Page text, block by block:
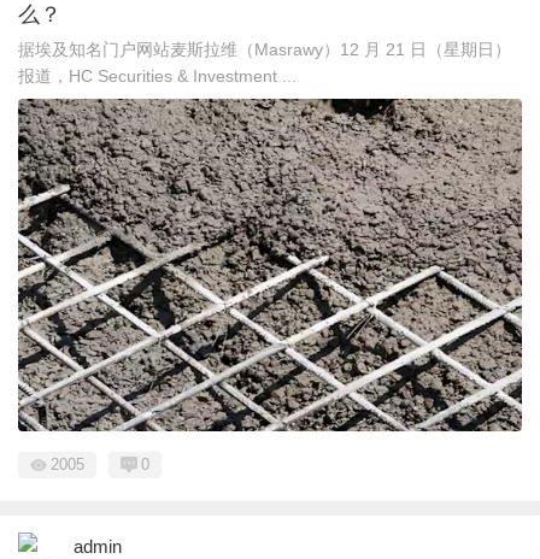
么？
据埃及知名门户网站麦斯拉维（Masrawy）12 月 21 日（星期日）
报道，HC Securities & Investment ...
2005 0
admin